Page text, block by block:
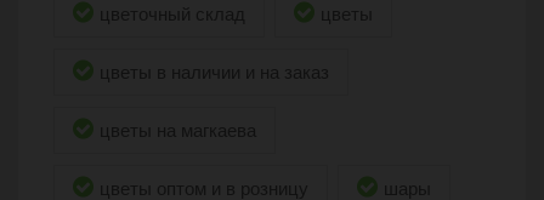
цветочный склад цветы
цветы в наличии и на заказ
цветы на магкаева
цветы оптом и в розницу шары